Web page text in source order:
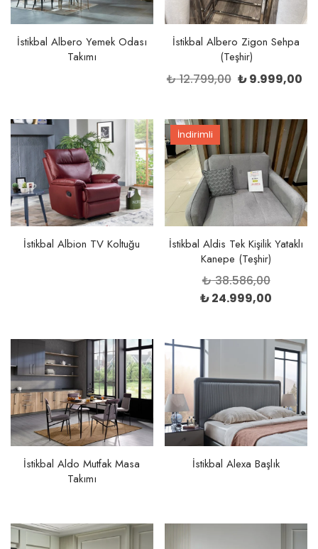
İstikbal Albero Yemek Odası
Takımı
İstikbal Albero Zigon Sehpa
(Teşhir)
₺12.799,00 Orijinal
₺9.999,00
₺
İstikbal Albion TV Koltuğu
İndirimli
İstikbal Aldis Tek Kişilik Yataklı
Kanepe (Teşhir)
₺38.586,00Orijinal
fiyat:
₺24.999,00
₺
İstikbal Aldo Mutfak Masa
Takımı
İstikbal Alexa Başlık